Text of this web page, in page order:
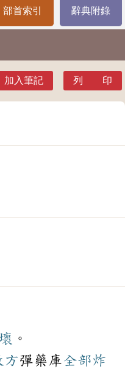
部首索引 辭典附錄
加入筆記 列 印
。
方彈藥庫全部炸